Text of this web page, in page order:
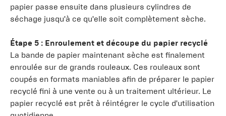
papier passe ensuite dans plusieurs cylindres de
séchage jusqu'à ce qu'elle soit complètement sèche.
Étape 5 : Enroulement et découpe du papier recyclé
La bande de papier maintenant sèche est finalement
enroulée sur de grands rouleaux. Ces rouleaux sont
coupés en formats maniables afin de préparer le papier
recyclé fini à une vente ou à un traitement ultérieur. Le
papier recyclé est prêt à réintégrer le cycle d'utilisation